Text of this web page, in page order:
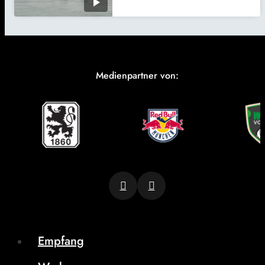
Medienpartner von:
Empfang